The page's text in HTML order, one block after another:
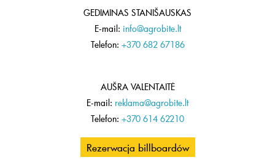
GEDIMINAS STANIŠAUSKAS
E-mail: info@agrobite.lt
Telefon: +370 682 67186
AUŠRA VALENTAITĖ
E-mail: reklama@agrobite.lt
Telefon: +370 614 62210
Rezerwacja billboardów